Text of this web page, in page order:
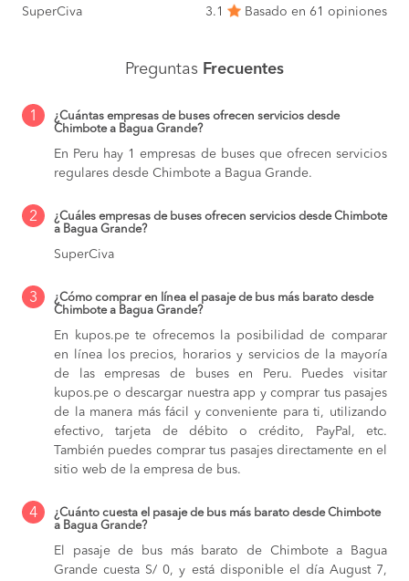
SuperCiva 3.1 Basado en 61 opiniones
Preguntas Frecuentes
1
¿Cuántas empresas de buses ofrecen servicios desde
Chimbote a Bagua Grande?
En Peru hay 1 empresas de buses que ofrecen servicios
regulares desde Chimbote a Bagua Grande.
2
¿Cuáles empresas de buses ofrecen servicios desde Chimbote
a Bagua Grande?
SuperCiva
3
¿Cómo comprar en línea el pasaje de bus más barato desde
Chimbote a Bagua Grande?
En kupos.pe te ofrecemos la posibilidad de comparar
en línea los precios, horarios y servicios de la mayoría
de las empresas de buses en Peru. Puedes visitar
kupos.pe o descargar nuestra app y comprar tus pasajes
de la manera más fácil y conveniente para ti, utilizando
efectivo, tarjeta de débito o crédito, PayPal, etc.
También puedes comprar tus pasajes directamente en el
sitio web de la empresa de bus.
4
¿Cuánto cuesta el pasaje de bus más barato desde Chimbote
a Bagua Grande?
El pasaje de bus más barato de Chimbote a Bagua
Grande cuesta S/ 0, y está disponible el día August 7,